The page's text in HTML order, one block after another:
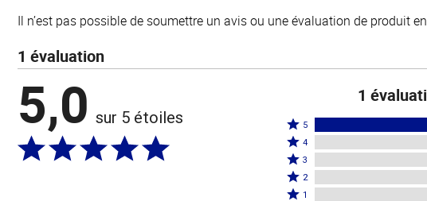
Il n’est pas possible de soumettre un avis ou une évaluation de produit
1 évaluation
5,0 sur 5 étoiles
1
Coté
5
étoiles
par
100 %
5
Coté
4
étoiles
par
4
Coté
3
étoiles
3
Coté
2
2
Coté1